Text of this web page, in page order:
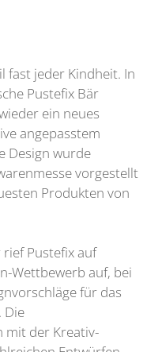
fast jeder Kindheit. In
Pustefix Bär
ein neues
angepasstem
Design wurde
vorgestellt
Produkten von
rief Pustefix auf
Wettbewerb auf, bei
für das
Die
mit der Kreativ-